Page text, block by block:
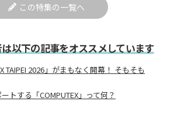
この特集の一覧へ
以下の記事をオススメしています
TAIPEI 2026」がまもなく開幕！ そもそも
トする「COMPUTEX」って何？